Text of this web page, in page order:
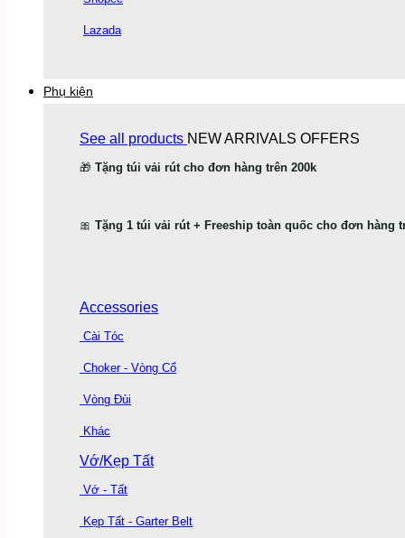
Lazada
Phụ kiện
See all products NEW ARRIVALS OFFERS
🎁 Tặng túi vải rút cho đơn hàng trên 200k
🎀 Tặng 1 túi vải rút + Freeship toàn quốc cho đơn hàng
Accessories
Cài Tóc
Choker - Vòng Cổ
Vòng Đùi
Khác
Vớ/Kẹp Tất
Vớ - Tất
Kẹp Tất - Garter Belt